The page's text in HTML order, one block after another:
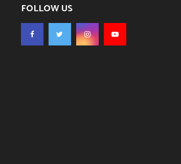
FOLLOW US